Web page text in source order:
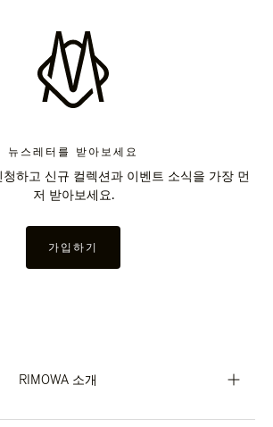
뉴스레터를 받아보세요
하고 신규 컬렉션과 이벤트 소식을 가장 먼
저 받아보세요.
가입하기
RIMOWA 소개